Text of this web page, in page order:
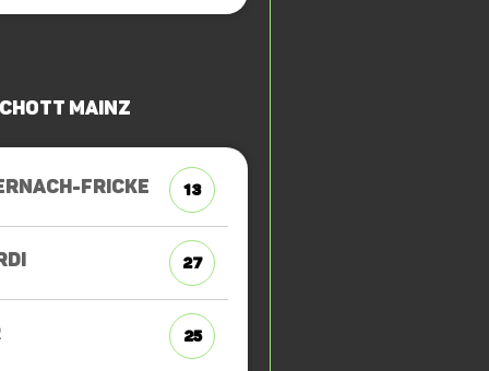
Mainz
FRICKE 13
27
25